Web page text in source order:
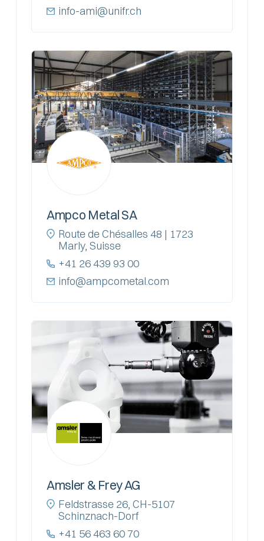
info-ami@unifr.ch
Ampco Metal SA
Route de Chésalles 48 | 1723
Marly, Suisse
+41 26 439 93 00
info@ampcometal.com
Amsler & Frey AG
Feldstrasse 26, CH-5107
Schinznach-Dorf
+41 56 463 60 70